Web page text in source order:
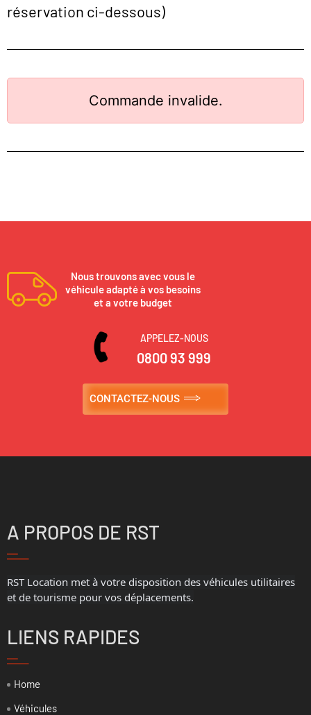
réservation ci-dessous)
Commande invalide.
Nous trouvons avec vous le
véhicule adapté à vos besoins
et a votre budget
APPELEZ-NOUS
0800 93 999
CONTACTEZ-NOUS
A PROPOS DE RST
RST Location met à votre disposition des véhicules utilitaires
et de tourisme pour vos déplacements.
LIENS RAPIDES
Home
Véhicules